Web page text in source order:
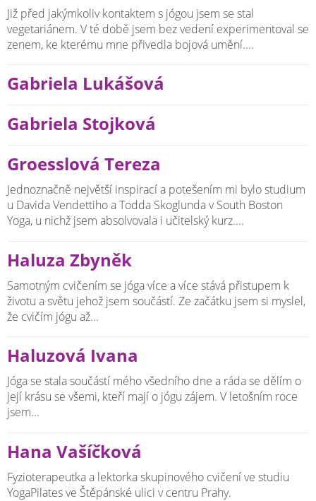
Již před jakýmkoliv kontaktem s jógou jsem se stal
vegetariánem. V té době jsem bez vedení experimentoval se
zenem, ke kterému mne přivedla bojová umění....
Gabriela Lukášová
Gabriela Stojková
Groesslová Tereza
Jednoznačně největší inspirací a potešením mi bylo studium
u Davida Vendettiho a Todda Skoglunda v South Boston
Yoga, u nichž jsem absolvovala i učitelský kurz....
Haluza Zbyněk
Samotným cvičením se jóga více a více stává přistupem k
životu a světu jehož jsem součástí. Ze začátku jsem si myslel,
že cvičím jógu až...
Haluzová Ivana
Jóga se stala součástí mého všedního dne a ráda se dělím o
její krásu se všemi, kteří mají o jógu zájem. V letošním roce
jsem...
Hana Vašíčková
Fyzioterapeutka a lektorka skupinového cvičení ve studiu
YogaPilates ve Štěpánské ulici v centru Prahy.